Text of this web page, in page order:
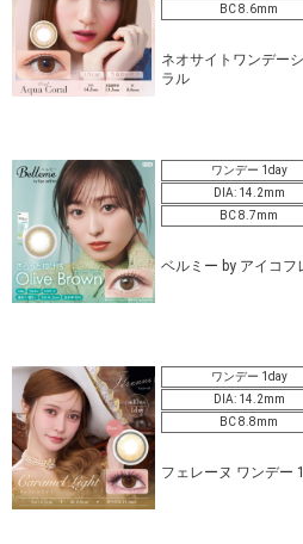
BC 8.6mm
ネオサイトワンデー
ラル
ワンデー 1day
DIA: 14.2mm
BC 8.7mm
ベルミー by アイコフ
ワンデー 1day
DIA: 14.2mm
BC 8.8mm
フェレーヌ ワンデー